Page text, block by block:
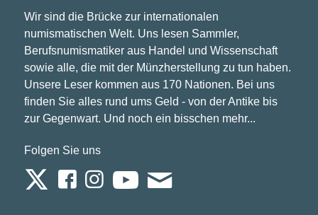
Wir sind die Brücke zur internationalen
numismatischen Welt. Uns lesen Sammler,
Berufsnumismatiker aus Handel und Wissenschaft
sowie alle, die mit der Münzherstellung zu tun haben.
Unsere Leser kommen aus 170 Nationen. Bei uns
finden Sie alles rund ums Geld - von der Antike bis
zur Gegenwart. Und noch ein bisschen mehr...
Folgen Sie uns